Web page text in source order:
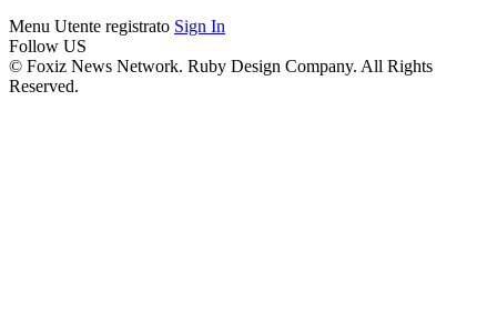
Menu Utente registrato Sign In
Follow US
© Foxiz News Network. Ruby Design Company. All Rights
Reserved.